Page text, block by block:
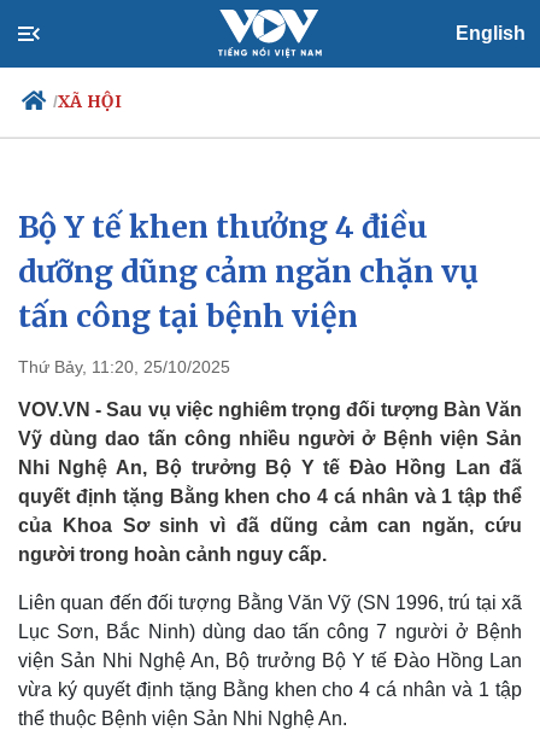
English
/XÃ HỘI
Chính trị
Đảng
Tổ chức nhân sự
Quốc hội
Nhận diện sự thật
Xã hội
Tin 24h
Dự báo thời tiết
Giáo dục
Dấu ấn VOV
Bộ Y tế khen thưởng 4 điều
dưỡng dũng cảm ngăn chặn vụ
tấn công tại bệnh viện
Thứ Bảy, 11:20, 25/10/2025
VOV.VN - Sau vụ việc nghiêm trọng đối tượng Bàn Văn
Vỹ dùng dao tấn công nhiều người ở Bệnh viện Sản
Nhi Nghệ An, Bộ trưởng Bộ Y tế Đào Hồng Lan đã
quyết định tặng Bằng khen cho 4 cá nhân và 1 tập thể
của Khoa Sơ sinh vì đã dũng cảm can ngăn, cứu
người trong hoàn cảnh nguy cấp.
Liên quan đến đối tượng Bằng Văn Vỹ (SN 1996, trú tại xã
Lục Sơn, Bắc Ninh) dùng dao tấn công 7 người ở Bệnh
viện Sản Nhi Nghệ An, Bộ trưởng Bộ Y tế Đào Hồng Lan
vừa ký quyết định tặng Bằng khen cho 4 cá nhân và 1 tập
thể thuộc Bệnh viện Sản Nhi Nghệ An.